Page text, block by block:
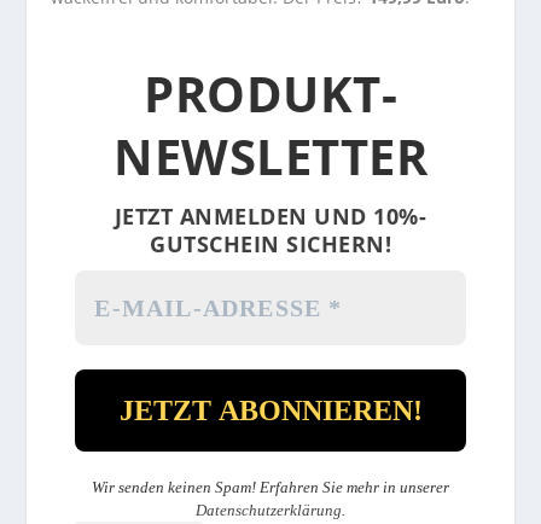
PRODUKT-
NEWSLETTER
JETZT ANMELDEN UND 10%-
GUTSCHEIN SICHERN!
Wir senden keinen Spam! Erfahren Sie mehr in unserer
Datenschutzerklärung.